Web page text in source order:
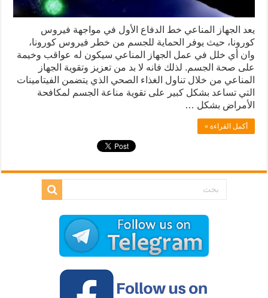
يعد الجهاز المناعي خط الدفاع الأول في مواجهة فيروس
كورونا، حيث يوفر الحماية للجسم من خطر فيروس كورونا،
وان أي خلل في عمل الجهاز المناعي سيكون له عواقب وخيمة
على صحة الجسم. لذلك فانه لا بد من تعزيز وتقوية الجهاز
المناعي من خلال تناول الغذاء الصحي الذي يتضمن الفيتامينات
التي تساعد بشكل كبير على تقوية مناعة الجسم لمكافحة
الأمراض بشكل …
أكمل القراءة »